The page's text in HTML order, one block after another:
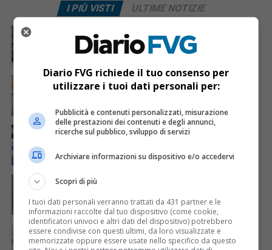
I PIÙ VISTI ULTIME NOTIZIE
Acqua da usare con cautela nell’Udinese: ecco tutte
le frazioni sotto osservazione
CRONACA & ATTUALITÀ 4 giorni fa
Mattia Ranghetti muore a 29 anni dopo la
CRONACA & ATTUALITÀ 2 giorni fa
Arrivano 142 nuovi poliziotti in Friuli-Venezia Giulia:
61 saranno assegnati a Trieste
CRONACA & ATTUALITÀ
Mattia Ranghetti morto dopo l’infortunio alle
Ferriere Nord, i sindacati: «Tragedia inaccettabile»
CRONACA & ATTUALITÀ 2 giorni fa
Padre e due figli bloccati a 2.400 metri sul Monte
Diario FVG richiede il tuo consenso per
utilizzare i tuoi dati personali per:
Pubblicità e contenuti personalizzati, misurazione
delle prestazioni dei contenuti e degli annunci,
ricerche sul pubblico, sviluppo di servizi
Archiviare informazioni su dispositivo e/o accedervi
Scopri di più
I tuoi dati personali verranno trattati da 431 partner e le
informazioni raccolte dal tuo dispositivo (come cookie,
identificatori univoci e altri dati del dispositivo) potrebbero
essere condivise con questi ultimi, da loro visualizzate e
memorizzate oppure essere usate nello specifico da questo